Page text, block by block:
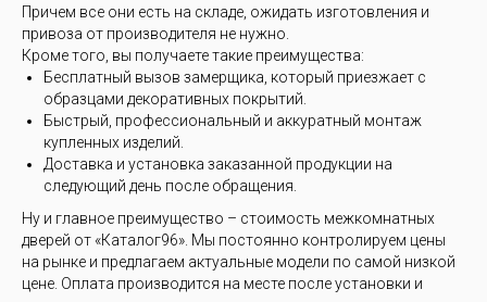
Причем все они есть на складе, ожидать изготовления и
привоза от производителя не нужно.
Кроме того, вы получаете такие преимущества:
Бесплатный вызов замерщика, который приезжает с
образцами декоративных покрытий.
Быстрый, профессиональный и аккуратный монтаж
купленных изделий.
Доставка и установка заказанной продукции на
следующий день после обращения.
Ну и главное преимущество – стоимость межкомнатных
дверей от «Каталог96». Мы постоянно контролируем цены
на рынке и предлагаем актуальные модели по самой низкой
цене. Оплата производится на месте после установки и